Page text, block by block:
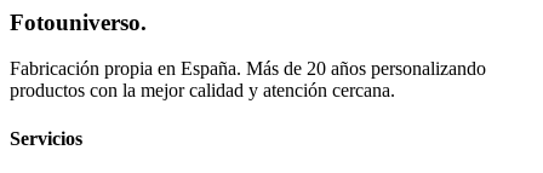
Fotouniverso.
Fabricación propia en España. Más de 20 años personalizando
productos con la mejor calidad y atención cercana.
Servicios